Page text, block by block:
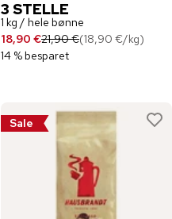
3 STELLE
1 kg / hele bønne
18,90 €21,90 €(18,90 €/kg)
14 % besparet
Sale